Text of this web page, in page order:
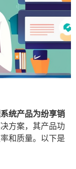
统产品为纷享销
方案，其产品功
和质量。以下是